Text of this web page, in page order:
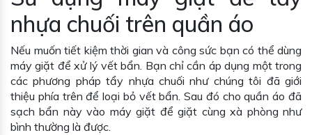
nhựa chuối trên quần áo
Nếu muốn tiết kiệm thời gian và công sức bạn có thể dùng
máy giặt để xử lý vết bẩn. Bạn chỉ cần áp dụng một trong
các phương pháp tẩy nhựa chuối như chúng tôi đã giới
thiệu phía trên để loại bỏ vết bẩn. Sau đó cho quần áo đã
sạch bẩn này vào máy giặt để giặt cùng xà phòng như
bình thường là được.